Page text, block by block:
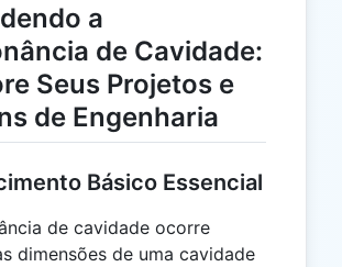
a
de Cavidade:
Seus Projetos e
de Engenharia
Básico Essencial
de cavidade ocorre
dimensões de uma cavidade